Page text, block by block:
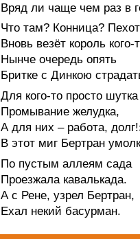
Вряд ли чаще чем раз в
Что там? Конница?
Вновь везёт король кого-
Нынче очередь опять
Бритке с Динкою
Для кого-то просто
Промывание желудка,
А для них – работа,
В этот миг Бертран
По пустым аллеям сада
Проезжала кавалькада.
А с Рене, узрел Бертран,
Ехал некий басурман.